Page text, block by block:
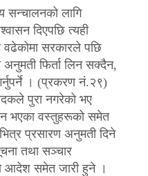
सन्चालनको लागि
दिएपछि त्यही
वढेकोमा सरकारले पछि
फिर्ता लिन सक्दैन,
। (प्रकरण नं.२९)
पुरा नगरेको भए
भएका वस्तुहरूको समेत
प्रसारण अनुमती दिने
तथा सञ्चार
आदेश समेत जारी हुने ।